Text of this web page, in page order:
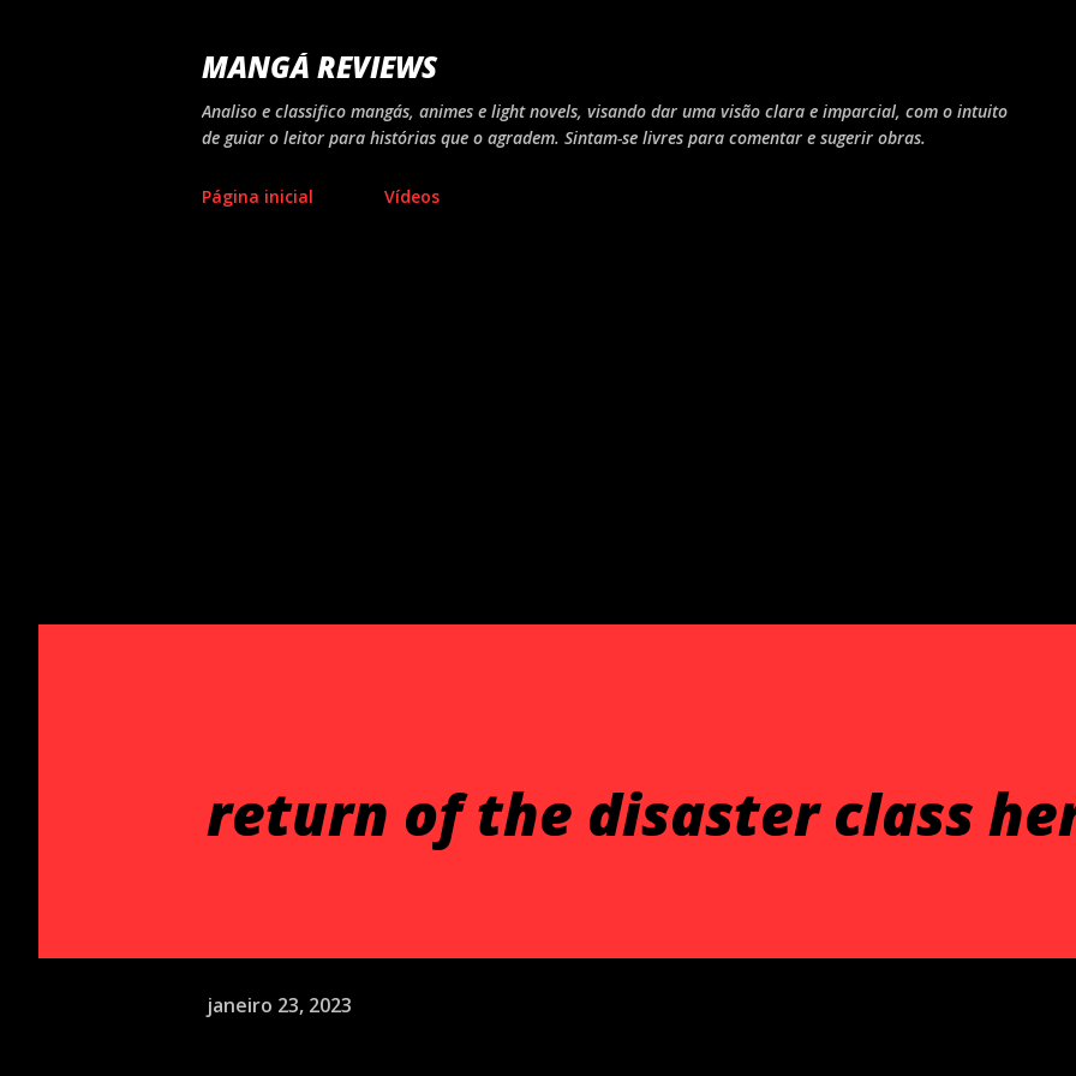
MANGÁ REVIEWS
Analiso e classifico mangás, animes e light novels, visando dar uma visão clara e imparcial, com o intuito
de guiar o leitor para histórias que o agradem. Sintam-se livres para comentar e sugerir obras.
Página inicial Vídeos
return of the disaster class
janeiro 23, 2023